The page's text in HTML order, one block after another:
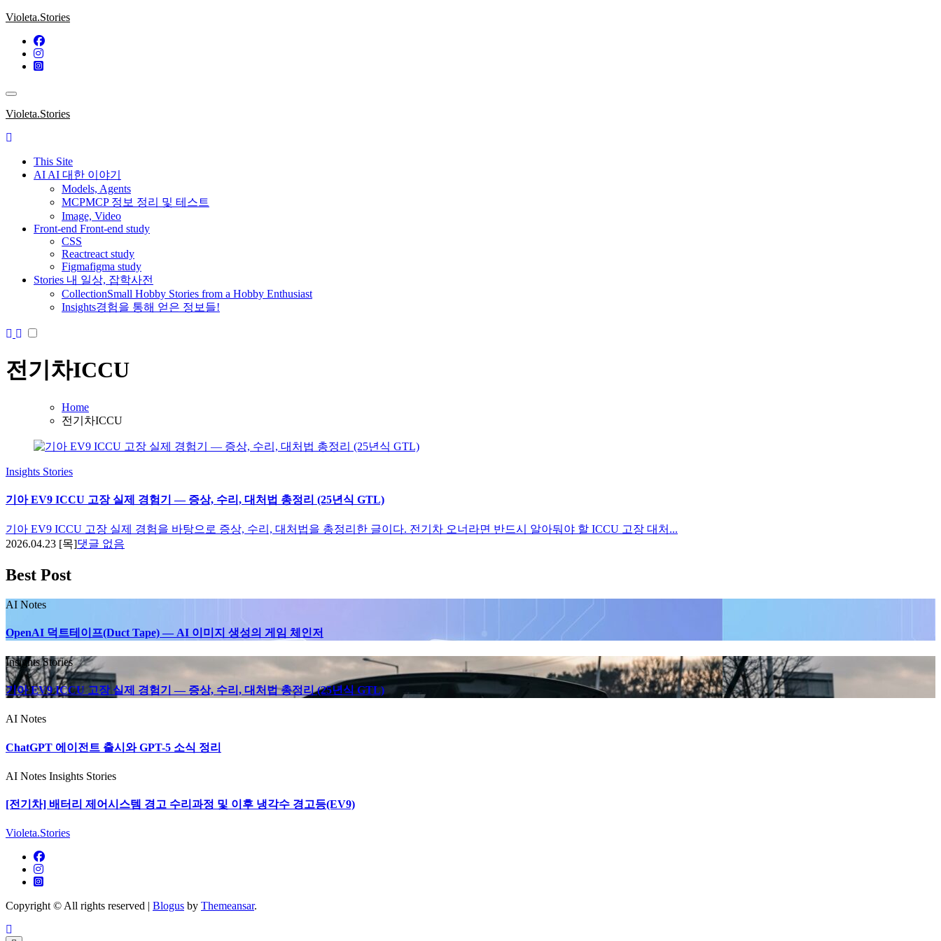
Skip
content
Violeta.Stories
Violeta.Stories
This Site
AI AI 대한 이야기
Models, Agents
MCPMCP 정보 정리 및 테스트
Image, Video
Front-end Front-end study
CSS
Reactreact study
Figmafigma study
Stories 내 일상, 잡학사전
CollectionSmall Hobby Stories from a Hobby Enthusiast
Insights경험을 통해 얻은 정보들!
전기차ICCU
Home
전기차ICCU
Insights Stories
기아 EV9 ICCU 고장 실제 경험기 — 증상, 수리, 대처법 총정리 (25년식 GTL)
기아 EV9 ICCU 고장 실제 경험을 바탕으로 증상, 수리, 대처법을 총정리한 글이다. 전기차 오너라면 반드시 알아둬야 할 ICCU 고장 대처...
2026.04.23 [목]댓글 없음
Best Post
AI Notes
OpenAI 덕트테이프(Duct Tape) — AI 이미지 생성의 게임 체인저
InsightsStories
기아 EV9 ICCU 고장 실제 경험기 — 증상, 수리, 대처법 총정리 (25년식 GTL)
AI Notes
ChatGPT 에이전트 출시와 GPT-5 소식 정리
AI Notes Insights Stories
[전기차] 배터리 제어시스템 경고 수리과정 및 이후 냉각수 경고등(EV9)
Violeta.Stories
Copyright © All rights reserved | Blogus by Themeansar.